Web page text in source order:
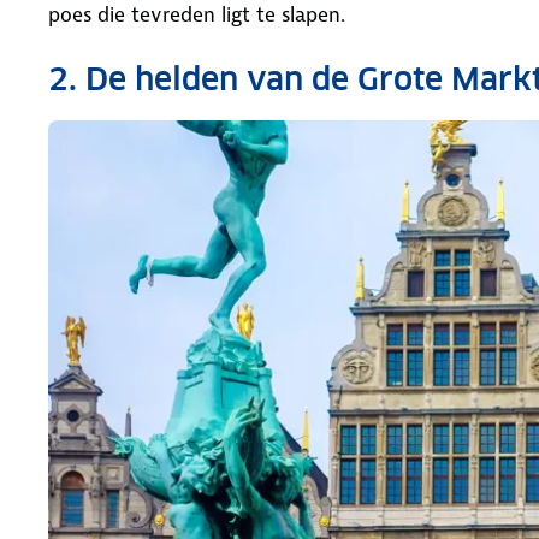
poes die tevreden ligt te slapen.
2. De helden van de Grote